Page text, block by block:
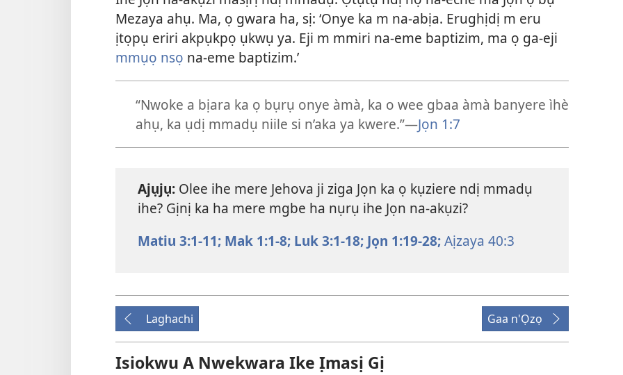
Mezaya ahụ. Ma, ọ gwara ha, sị: ‘Onye ka m na-abịa. Erughịdị m eru
ịtọpụ eriri akpụkpọ ụkwụ ya. Eji m mmiri na-eme baptizim, ma ọ ga-eji
mmụọ nsọ na-eme baptizim.’
“Nwoke a bịara ka ọ bụrụ onye àmà, ka o wee gbaa àmà banyere ìhè
ahụ, ka ụdị mmadụ niile si n’aka ya kwere.”​—Jọn 1:7
Ajụjụ: Olee ihe mere Jehova ji ziga Jọn ka ọ kụziere ndị mmadụ
ihe? Gịnị ka ha mere mgbe ha nụrụ ihe Jọn na-akụzi?
Matiu 3:1-11; Mak 1:1-8; Luk 3:1-18; Jọn 1:19-28;Aịzaya 40:3
Laghachi Gaa n'Ọzọ
Isiokwu A Nwekwara Ike Ịmasị Gị